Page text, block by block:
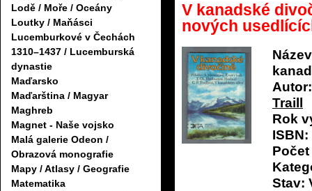
Lodě / Moře / Oceány
Loutky / Maňásci
Lucemburkové v Čechách
1310–1437 / Lucemburská
dynastie
Maďarsko
Maďarština / Magyar
Maghreb
Magnet - Naše vojsko
Malá galerie Odeon /
Obrazová monografie
Mapy / Atlasy / Geografie
Matematika
V kanadské
nových
Autor:
Traill
Rok
ISBN:
Stav: